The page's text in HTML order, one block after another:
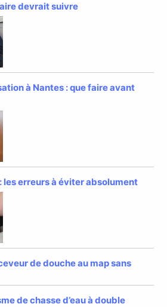
devrait suivre
à Nantes : que faire avant
les erreurs à éviter absolument
de douche au map sans
de chasse d’eau à double